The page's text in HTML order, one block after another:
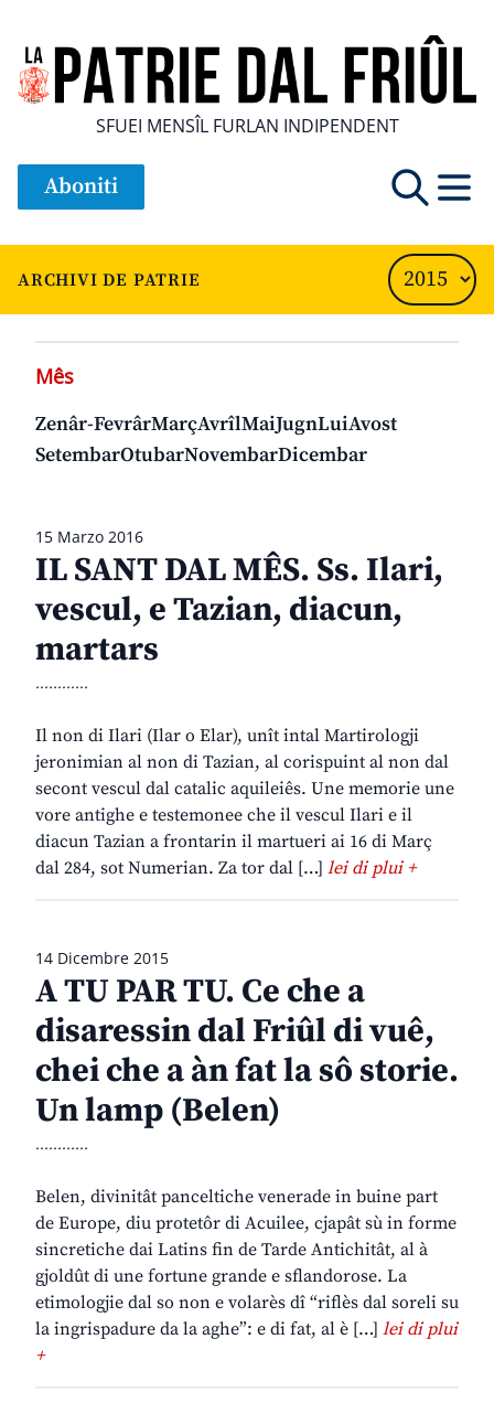
SFUEI MENSÎL FURLAN INDIPENDENT
Aboniti
ARCHIVI DE PATRIE
15 Marzo 2016
IL SANT DAL MÊS. Ss. Ilari,
vescul, e Tazian, diacun,
martars
............
Il non di Ilari (Ilar o Elar), unît intal Martirologji
jeronimian al non di Tazian, al corispuint al non dal
secont vescul dal catalic aquileiês. Une memorie une
vore antighe e testemonee che il vescul Ilari e il
diacun Tazian a frontarin il martueri ai 16 di Març
dal 284, sot Numerian. Za tor dal […] lei di plui +
14 Dicembre 2015
A TU PAR TU. Ce che a
disaressin dal Friûl di vuê,
chei che a àn fat la sô storie.
Un lamp (Belen)
............
Belen, divinitât panceltiche venerade in buine part
de Europe, diu protetôr di Acuilee, cjapât sù in forme
sincretiche dai Latins fin de Tarde Antichitât, al à
gjoldût di une fortune grande e sflandorose. La
etimologjie dal so non e volarès dî “riflès dal soreli su
la ingrispadure da la aghe”: e di fat, al è […] lei di plui
+
Mês
Zenâr-FevrârMarçAvrîlMaiJugnLuiAvost
SetembarOtubarNovembarDicembar